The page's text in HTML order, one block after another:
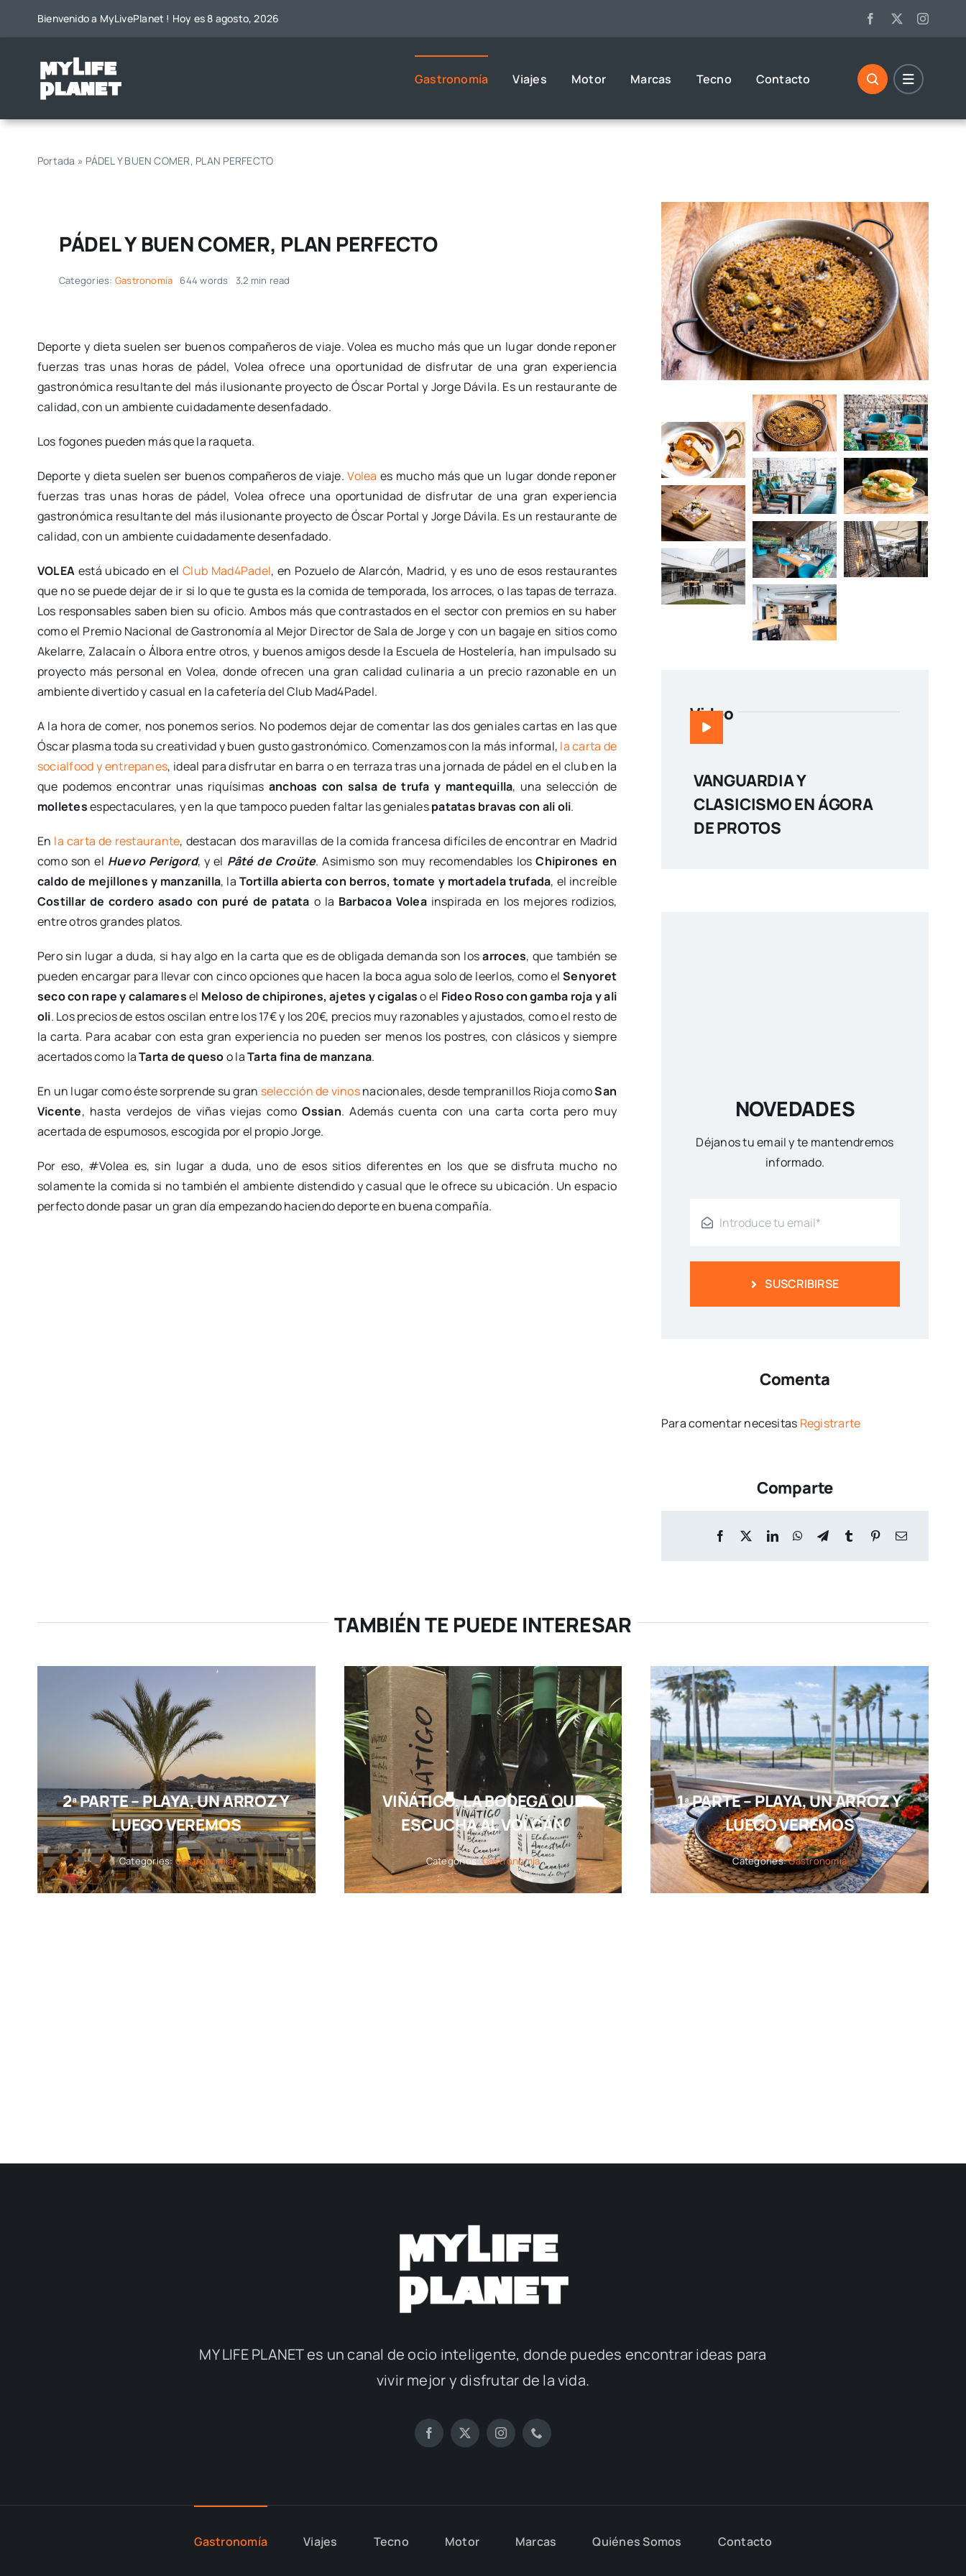
Bienvenido a MyLivePlanet ! Hoy es 8 agosto, 2026
Gastronomía Viajes Motor Marcas Tecno Contacto
Portada » PÁDEL Y BUEN COMER, PLAN PERFECTO
PÁDEL Y BUEN COMER, PLAN PERFECTO
Categories: Gastronomía 644 words 3,2 min read
Deporte y dieta suelen ser buenos compañeros de viaje. Volea es mucho más que un lugar donde reponer
fuerzas tras unas horas de pádel, Volea ofrece una oportunidad de disfrutar de una gran experiencia
gastronómica resultante del más ilusionante proyecto de Óscar Portal y Jorge Dávila. Es un restaurante de
calidad, con un ambiente cuidadamente desenfadado.
Los fogones pueden más que la raqueta.
Deporte y dieta suelen ser buenos compañeros de viaje.Volea es mucho más que un lugar donde reponer
fuerzas tras unas horas de pádel, Volea ofrece una oportunidad de disfrutar de una gran experiencia
gastronómica resultante del más ilusionante proyecto de Óscar Portal y Jorge Dávila. Es un restaurante de
calidad, con un ambiente cuidadamente desenfadado.
VOLEA está ubicado en elClub Mad4Padel, en Pozuelo de Alarcón, Madrid, y es uno de esos restaurantes
que no se puede dejar de ir si lo que te gusta es la comida de temporada, los arroces, o las tapas de terraza.
Los responsables saben bien su oficio. Ambos más que contrastados en el sector con premios en su haber
como el Premio Nacional de Gastronomía al Mejor Director de Sala de Jorge y con un bagaje en sitios como
Akelarre, Zalacaín o Álbora entre otros, y buenos amigos desde la Escuela de Hostelería, han impulsado su
proyecto más personal en Volea, donde ofrecen una gran calidad culinaria a un precio razonable en un
ambiente divertido y casual en la cafetería del Club Mad4Padel.
A la hora de comer, nos ponemos serios. No podemos dejar de comentar las dos geniales cartas en las que
Óscar plasma toda su creatividad y buen gusto gastronómico. Comenzamos con la más informal, la carta de
socialfood y entrepanes, ideal para disfrutar en barra o en terraza tras una jornada de pádel en el club en la
que podemos encontrar unas riquísimas anchoas con salsa de trufa y mantequilla, una selección de
molletesespectaculares, y en la que tampoco pueden faltar las genialespatatas bravas con ali oli.
En la carta de restaurante, destacan dos maravillas de la comida francesa difíciles de encontrar en Madrid
como son el Huevo Perigord, y el Pâté de Croüte. Asimismo son muy recomendables losChipirones en
caldo de mejillones y manzanilla, la Tortilla abierta con berros, tomate y mortadela trufada, el increíble
Costillar de cordero asado con puré de patata o la Barbacoa Voleainspirada en los mejores rodizios,
entre otros grandes platos.
Pero sin lugar a duda, si hay algo en la carta que es de obligada demanda son losarroces, que también se
pueden encargar para llevar con cinco opciones que hacen la boca agua solo de leerlos, como elSenyoret
seco con rape y calamaresel Meloso de chipirones, ajetes y cigalaso el Fideo Roso con gamba roja y ali
oli. Los precios de estos oscilan entre los 17€ y los 20€, precios muy razonables y ajustados, como el resto de
la carta. Para acabar con esta gran experiencia no pueden ser menos los postres, con clásicos y siempre
acertados como laTarta de quesoo laTarta fina de manzana.
En un lugar como éste sorprende su gran selección de vinosnacionales, desde tempranillos Rioja comoSan
Vicente, hasta verdejos de viñas viejas comoOssian. Además cuenta con una carta corta pero muy
acertada de espumosos, escogida por el propio Jorge.
Por eso, #Volea es, sin lugar a duda, uno de esos sitios diferentes en los que se disfruta mucho no
solamente la comida si no también el ambiente distendido y casual que le ofrece su ubicación. Un espacio
perfecto donde pasar un gran día empezando haciendo deporte en buena compañía.
Video
VANGUARDIA Y
CLASICISMO EN ÁGORA
DE PROTOS
NOVEDADES
Déjanos tu email y te mantendremos
informado.
SUSCRIBIRSE
Comenta
Para comentar necesitas Registrarte
Comparte
TAMBIÉN TE PUEDE INTERESAR
2ª PARTE – PLAYA, UN ARROZ Y
LUEGO VEREMOS
Categories:Gastronomía
VIÑÁTIGO, LA BODEGA QUE
ESCUCHA AL VOLCÁN
Categories:Gastronomía
1ª PARTE – PLAYA, UN ARROZ Y
LUEGO VEREMOS
Categories:Gastronomía
MY LIFE PLANET es un canal de ocio inteligente, donde puedes encontrar ideas para
vivir mejor y disfrutar de la vida.
Gastronomía Viajes Tecno Motor Marcas Quiénes Somos Contacto